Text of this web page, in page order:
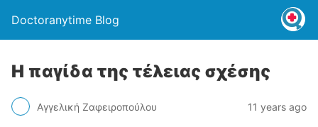
Doctoranytime Blog
Η παγίδα της τέλειας σχέσης
Αγγελική Ζαφειροπούλου 11 years ago